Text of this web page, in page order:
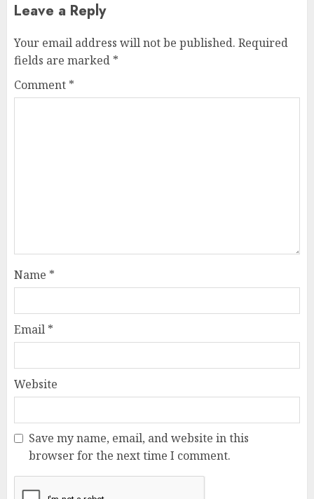
Leave a Reply
Your email address will not be published. Required
fields are marked *
Comment *
Name *
Email *
Website
Save my name, email, and website in this
browser for the next time I comment.